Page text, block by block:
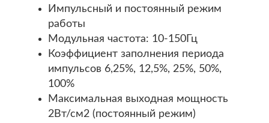
Импульсный и постоянный режим
работы
Модульная частота: 10-150Гц
Коэффициент заполнения периода
импульсов 6,25%, 12,5%, 25%, 50%,
100%
Максимальная выходная мощность
2Вт/см2 (постоянный режим)